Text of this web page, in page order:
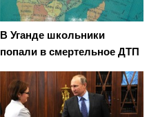
В Уганде школьники
попали в смертельное ДТП